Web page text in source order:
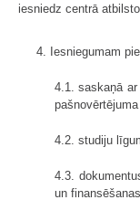
iesniedz centrā
4. Iesniegumam
4.1. saskaņā
4.2. studiju
4.3.
un